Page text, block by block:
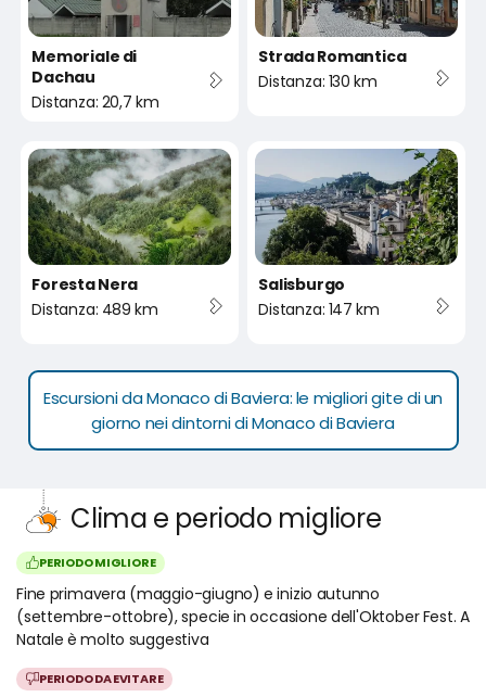
Memoriale di
Dachau
Distanza: 20,7 km
Strada Romantica
Distanza: 130 km
Foresta Nera
Distanza: 489 km
Salisburgo
Distanza: 147 km
Escursioni da Monaco di Baviera: le migliori gite di un
giorno nei dintorni di Monaco di Baviera
Clima e periodo migliore
PERIODO MIGLIORE
Fine primavera (maggio-giugno) e inizio autunno
(settembre-ottobre), specie in occasione dell'Oktober Fest. A
Natale è molto suggestiva
PERIODO DA EVITARE